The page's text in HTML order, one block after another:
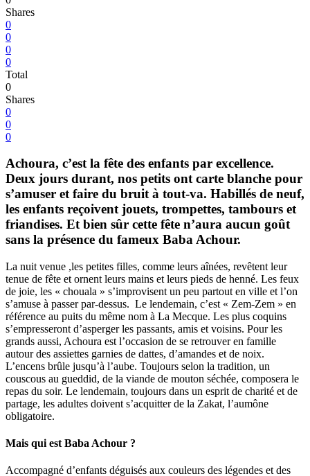
Shares
0
0
0
0
Total
0
Shares
0
0
0
Achoura, c’est la fête des enfants par excellence.
Deux jours durant, nos petits ont carte blanche pour
s’amuser et faire du bruit à tout-va. Habillés de neuf,
les enfants reçoivent jouets, trompettes, tambours et
friandises. Et bien sûr cette fête n’aura aucun goût
sans la présence du fameux Baba Achour.
La nuit venue ,les petites filles, comme leurs aînées, revêtent leur
tenue de fête et ornent leurs mains et leurs pieds de henné. Les feux
de joie, les « chouala » s’improvisent un peu partout en ville et l’on
s’amuse à passer par-dessus. Le lendemain, c’est « Zem-Zem » en
référence au puits du même nom à La Mecque. Les plus coquins
s’empresseront d’asperger les passants, amis et voisins. Pour les
grands aussi, Achoura est l’occasion de se retrouver en famille
autour des assiettes garnies de dattes, d’amandes et de noix.
L’encens brûle jusqu’à l’aube. Toujours selon la tradition, un
couscous au gueddid, de la viande de mouton séchée, composera le
repas du soir. Le lendemain, toujours dans un esprit de charité et de
partage, les adultes doivent s’acquitter de la Zakat, l’aumône
obligatoire.
Mais qui est Baba Achour ?
Accompagné d’enfants déguisés aux couleurs des légendes et des